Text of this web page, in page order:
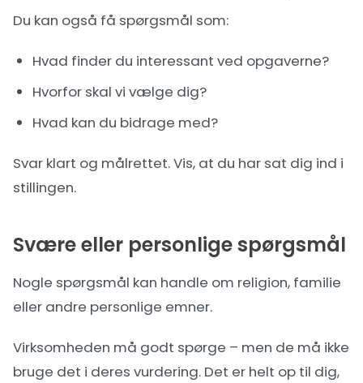
Du kan også få spørgsmål som:
Hvad finder du interessant ved opgaverne?
Hvorfor skal vi vælge dig?
Hvad kan du bidrage med?
Svar klart og målrettet. Vis, at du har sat dig ind i
stillingen.
Svære eller personlige spørgsmål
Nogle spørgsmål kan handle om religion, familie
eller andre personlige emner.
Virksomheden må godt spørge – men de må ikke
bruge det i deres vurdering. Det er helt op til dig,